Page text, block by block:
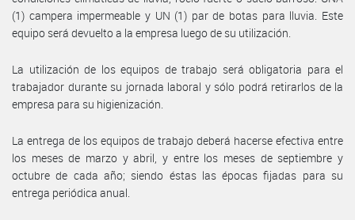
(1) campera impermeable y UN (1) par de botas para lluvia. Este
equipo será devuelto a la empresa luego de su utilización.
La utilización de los equipos de trabajo será obligatoria para el
trabajador durante su jornada laboral y sólo podrá retirarlos de la
empresa para su higienización.
La entrega de los equipos de trabajo deberá hacerse efectiva entre
los meses de marzo y abril, y entre los meses de septiembre y
octubre de cada año; siendo éstas las épocas fijadas para su
entrega periódica anual.